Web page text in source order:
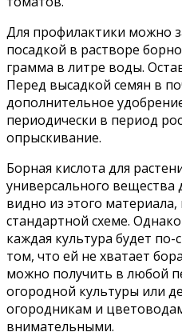
Для профилактики можно
посадкой в растворе
грамма в литре воды.
Перед высадкой семян в
дополнительное
периодически в период
опрыскивание.
Борная кислота для
универсального вещества
видно из этого
стандартной схеме.
каждая культура будет
том, что ей не хватает
можно получить в любой
огородной культуры или
огородникам и
внимательными.